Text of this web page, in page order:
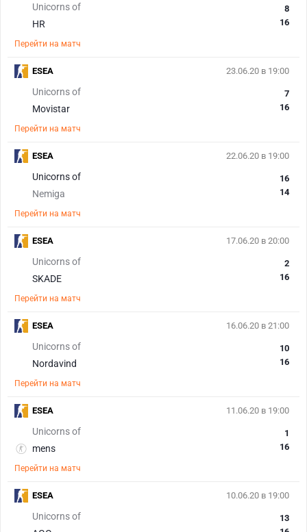
Unicorns of
HR
8
16
Перейти на матч
23.06.20 в 19:00
Unicorns of
Movistar
7
16
Перейти на матч
ESEA
22.06.20 в 19:00
Unicorns of
Nemiga
16
14
Перейти на матч
ESEA
17.06.20 в 20:00
Unicorns of
SKADE
2
16
Перейти на матч
ESEA
16.06.20 в 21:00
Unicorns of
Nordavind
10
16
Перейти на матч
ESEA
11.06.20 в 19:00
Unicorns of
mens
1
16
Перейти на матч
ESEA
10.06.20 в 19:00
Unicorns of
13
ESEA